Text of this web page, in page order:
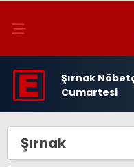
Şırnak
Cumartesi
Şırnak